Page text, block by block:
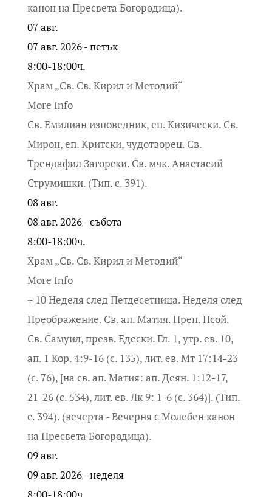
канон на Пресвета Богородица).
07 авг.
07 авг. 2026 - петък
8:00-18:00ч.
Храм „Св. Св. Кирил и Методий“
More Info
Св. Емилиан изповедник, еп. Кизически. Св.
Мирон, еп. Критски, чудотворец. Св.
Трендафил Загорски. Св. мчк. Анастасий
Струмишки. (Тип. с. 391).
08авг.
08 авг. 2026 - събота
8:00-18:00ч.
Храм „Св. Св. Кирил и Методий“
More Info
+ 10 Неделя след Петдесетница. Неделя след
Преображение. Св. ап. Матия. Преп. Псой.
Св. Самуил, презв. Едески. Гл. 1, утр. ев. 10,
ап. 1 Кор. 4:9-16 (с. 135), лит. ев. Мт 17:14-23
(с. 76), [на св. ап. Матия: ап. Деян. 1:12-17,
21-26 (с. 534), лит. ев. Лк 9: 1-6 (с. 364)]. (Тип.
с. 394). (вечерта - Вечерня с Молебен канон
на Пресвета Богородица).
09авг.
09 авг. 2026 - неделя